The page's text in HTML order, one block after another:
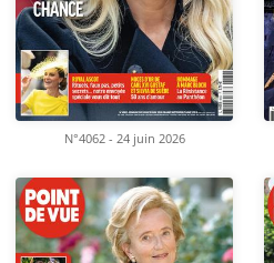
N°4062 - 24 juin 2026